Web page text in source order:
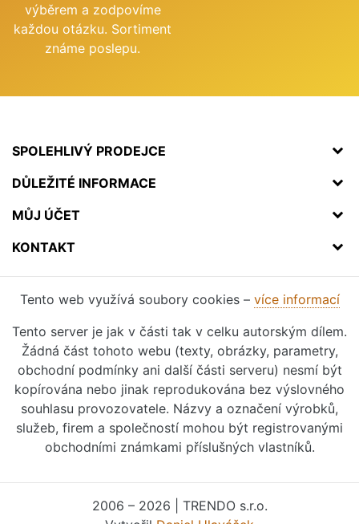
výběrem a zodpovíme
každou otázku. Sortiment
známe poslepu.
SPOLEHLIVÝ PRODEJCE
DŮLEŽITÉ INFORMACE
MŮJ ÚČET
KONTAKT
Tento web využívá soubory cookies – více informací
Tento server je jak v části tak v celku autorským dílem.
Žádná část tohoto webu (texty, obrázky, parametry,
obchodní podmínky ani další části serveru) nesmí být
kopírována nebo jinak reprodukována bez výslovného
souhlasu provozovatele. Názvy a označení výrobků,
služeb, firem a společností mohou být registrovanými
obchodními známkami příslušných vlastníků.
2006 – 2026 | TRENDO s.r.o.